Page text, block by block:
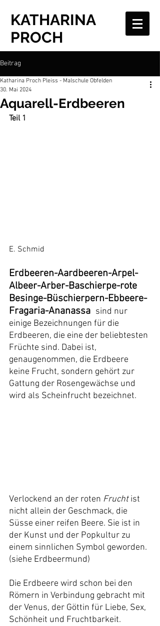
KATHARINA
PROCH
Beitrag
Aquarell-Erdbeeren
Katharina Proch Pleiss - Malschule Obfelden
30. Mai 2024
Teil 1
E. Schmid
Erdbeeren-Aardbeeren-Arpel-
Albeer-Arber-Baschierpe-rote
Besinge-Büschierpern-Ebbeere-
Fragaria-Ananassa sind nur
einige Bezeichnungen für die
Erdbeeren, die eine der beliebtesten
Früchte sind. Dabei ist,
genaugenommen, die Erdbeere
keine Frucht, sondern gehört zur
Gattung der Rosengewächse und
wird als Scheinfrucht bezeichnet.
Verlockend an der roten Frucht ist
nicht allein der Geschmack, die
Süsse einer reifen Beere. Sie ist in
der Kunst und der Popkultur zu
einem sinnlichen Symbol geworden.
(siehe Erdbeermund)
Die Erdbeere wird schon bei den
Römern in Verbindung gebracht mit
der Venus, der Göttin für Liebe, Sex,
Schönheit und Fruchtbarkeit.